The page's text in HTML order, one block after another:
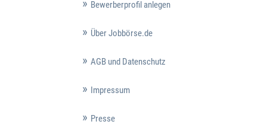
Bewerberprofil anlegen
Über Jobbörse.de
AGB und Datenschutz
Impressum
Presse